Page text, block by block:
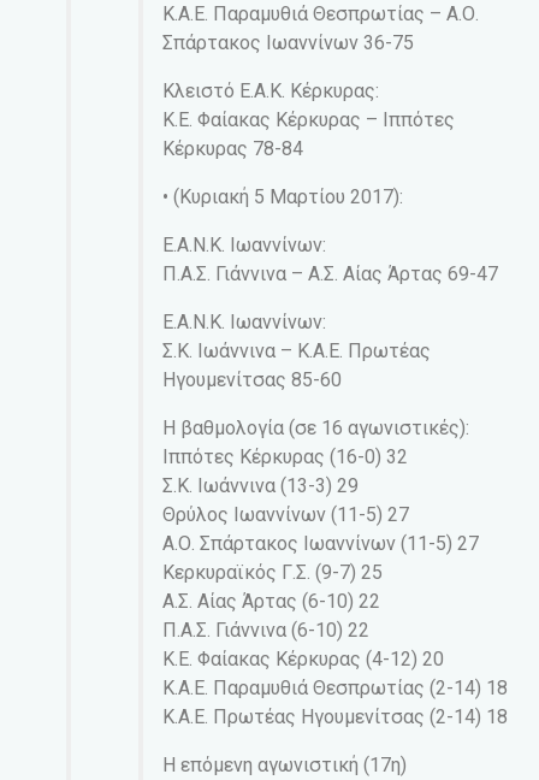
Κ.Α.Ε. Παραμυθιά Θεσπρωτίας – Α.Ο.
Σπάρτακος Ιωαννίνων 36-75
Κλειστό Ε.Α.Κ. Κέρκυρας:
Κ.Ε. Φαίακας Κέρκυρας – Ιππότες
Κέρκυρας 78-84
• (Κυριακή 5 Μαρτίου 2017):
Ε.Α.Ν.Κ. Ιωαννίνων:
Π.Α.Σ. Γιάννινα – Α.Σ. Αίας Άρτας 69-47
Ε.Α.Ν.Κ. Ιωαννίνων:
Σ.Κ. Ιωάννινα – Κ.Α.Ε. Πρωτέας
Ηγουμενίτσας 85-60
Η βαθμολογία (σε 16 αγωνιστικές):
Ιππότες Κέρκυρας (16-0) 32
Σ.Κ. Ιωάννινα (13-3) 29
Θρύλος Ιωαννίνων (11-5) 27
Α.Ο. Σπάρτακος Ιωαννίνων (11-5) 27
Κερκυραϊκός Γ.Σ. (9-7) 25
Α.Σ. Αίας Άρτας (6-10) 22
Π.Α.Σ. Γιάννινα (6-10) 22
Κ.Ε. Φαίακας Κέρκυρας (4-12) 20
Κ.Α.Ε. Παραμυθιά Θεσπρωτίας (2-14) 18
Κ.Α.Ε. Πρωτέας Ηγουμενίτσας (2-14) 18
Η επόμενη αγωνιστική (17η)